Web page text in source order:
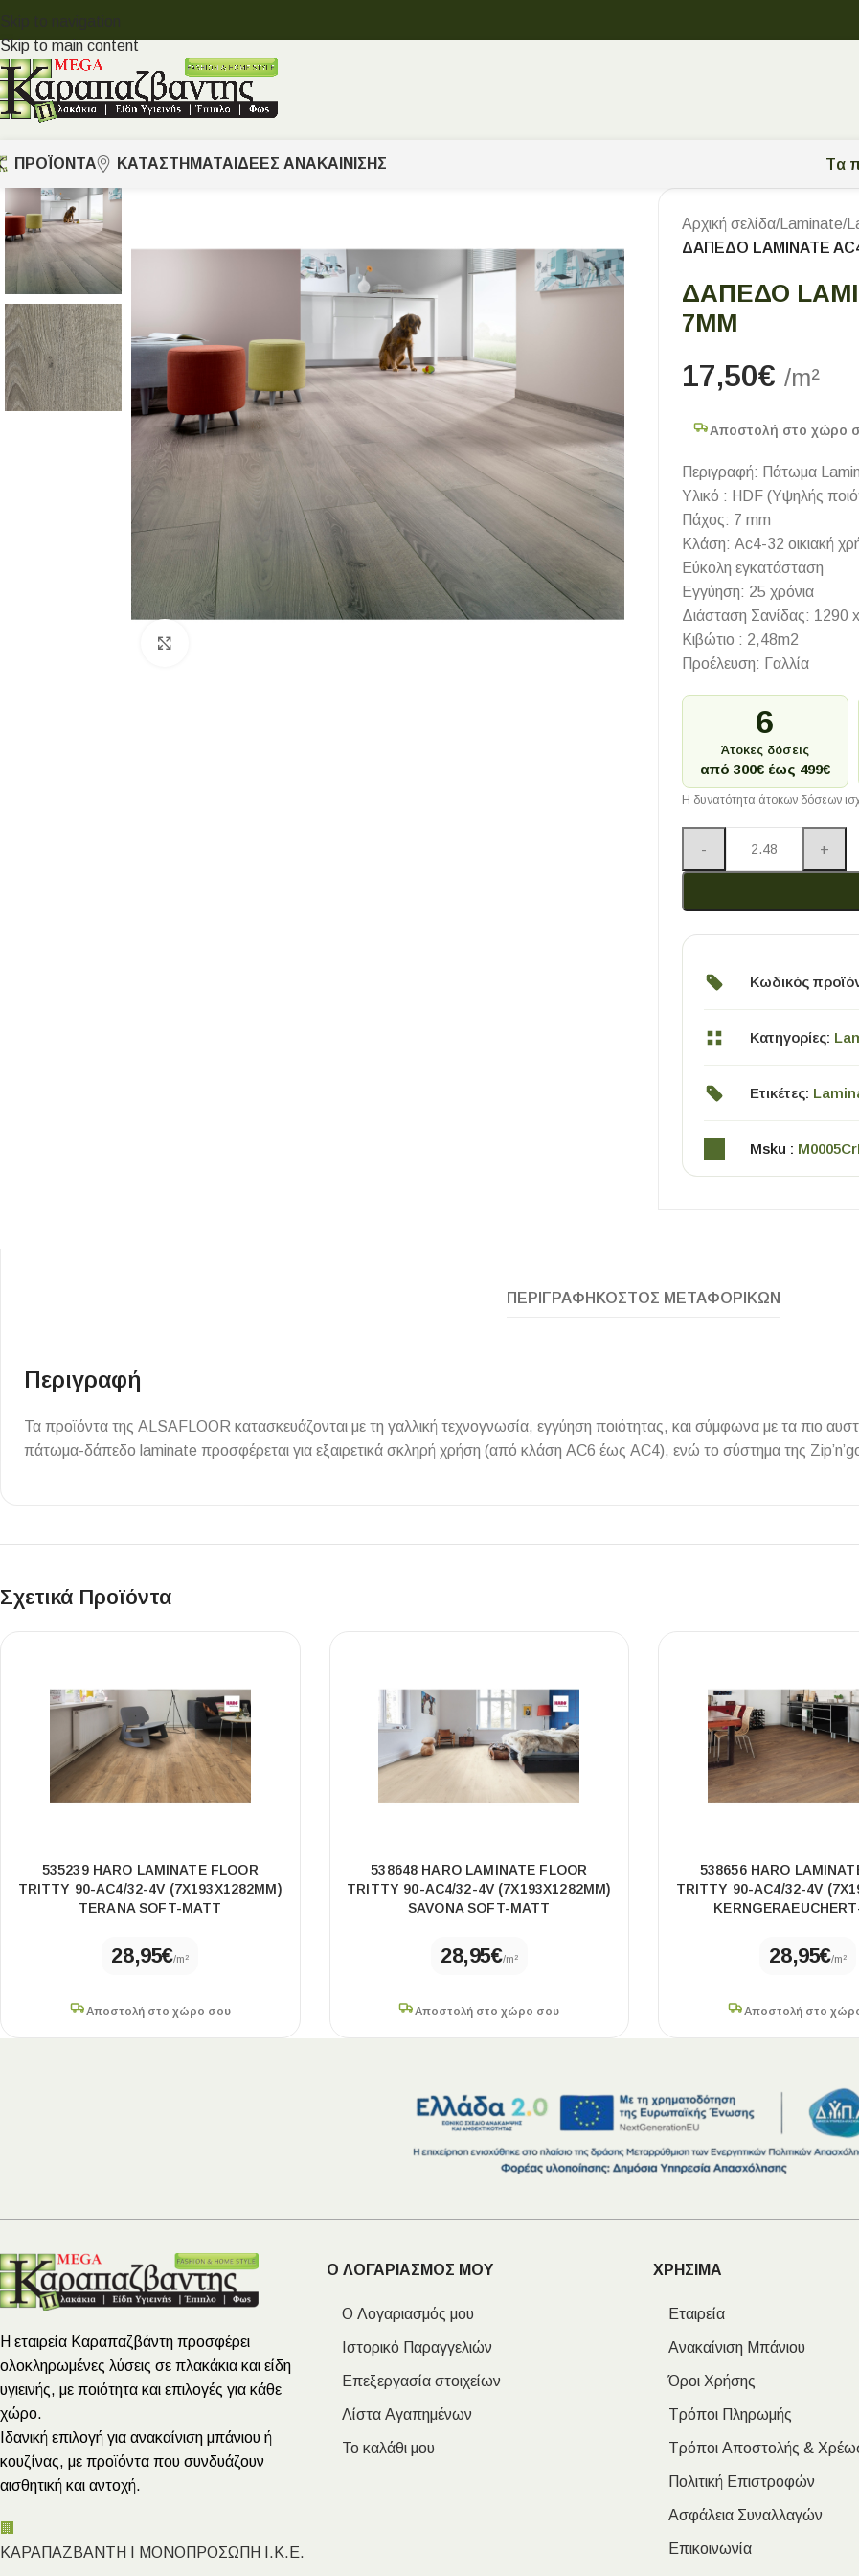
Skip to navigation
Skip to main content
ΠΡΟΪΟΝΤΑ
Ειδικά Τεμάχια
Μοντέρνο
ΚΑΤΑΣΤΗΜΑΤΑ ΙΔΈΕΣ ΑΝΑΚΑΊΝΙΣΗΣ Tα
Αρχική σελίδα/Laminate/
ΔΑΠΕΔΟ LAMINATE
ΔΑΠΕΔΟ
7MM
17,50€ /m²
Αποστολή στο χώρο
Περιγραφή: Πάτωμα
Υλικό : HDF (Υψηλής
Πάχος: 7 mm
Κλάση: Ac4-32 οικιακή
Εύκολη εγκατάσταση
Εγγύηση: 25 χρόνια
Διάσταση Σανίδας: 1290
Κιβώτιο : 2,48m2
Προέλευση: Γαλλία
6
Άτοκες δόσεις
από 300€ έως 499€
Η δυνατότητα άτοκων δόσεων
Κωδικός
Κατηγορίες:
Ετικέτες:
Msku :
ΠΕΡΙΓΡΑΦΉ ΚΌΣΤΟΣ ΜΕΤΑΦΟΡΙΚΏΝ
Περιγραφή
Τα προϊόντα της ALSAFLOOR κατασκευάζονται με τη γαλλική τεχνογνωσία, εγγύηση ποιότητας, και σύμφωνα με τα πιο
πάτωμα-δάπεδο laminate προσφέρεται για εξαιρετικά σκληρή χρήση (από κλάση AC6 έως AC4), ενώ το σύστημα της
Σχετικά Προϊόντα
535239 HARO LAMINATE FLOOR
TRITTY 90-AC4/32-4V (7X193X1282MM)
TERANA SOFT-MATT
28,95€/m²
Αποστολή στο χώρο σου
538648 HARO LAMINATE FLOOR
TRITTY 90-AC4/32-4V (7X193X1282MM)
SAVONA SOFT-MATT
28,95€/m²
Αποστολή στο χώρο σου
538656 HARO
TRITTY 90-AC4/32-4V
28,95€/m²
Αποστολή στο
Η εταιρεία Καραπαζβάντη προσφέρει
ολοκληρωμένες λύσεις σε πλακάκια και είδη
υγιεινής, με ποιότητα και επιλογές για κάθε
χώρο.
Ιδανική επιλογή για ανακαίνιση μπάνιου ή
κουζίνας, με προϊόντα που συνδυάζουν
αισθητική και αντοχή.
🏢
ΚΑΡΑΠΑΖΒΑΝΤΗ Ι ΜΟΝΟΠΡΟΣΩΠΗ Ι.Κ.Ε.
Ο ΛΟΓΑΡΙΑΣΜΟΣ ΜΟΥ
Ο Λογαριασμός μου
Ιστορικό Παραγγελιών
Επεξεργασία στοιχείων
Λίστα Αγαπημένων
Το καλάθι μου
ΧΡΗΣΙΜΑ
Εταιρεία
Ανακαίνιση Μπάνιου
Όροι Χρήσης
Τρόποι Πληρωμής
Τρόποι Αποστολής &
Πολιτική Επιστροφών
Ασφάλεια Συναλλαγών
Επικοινωνία